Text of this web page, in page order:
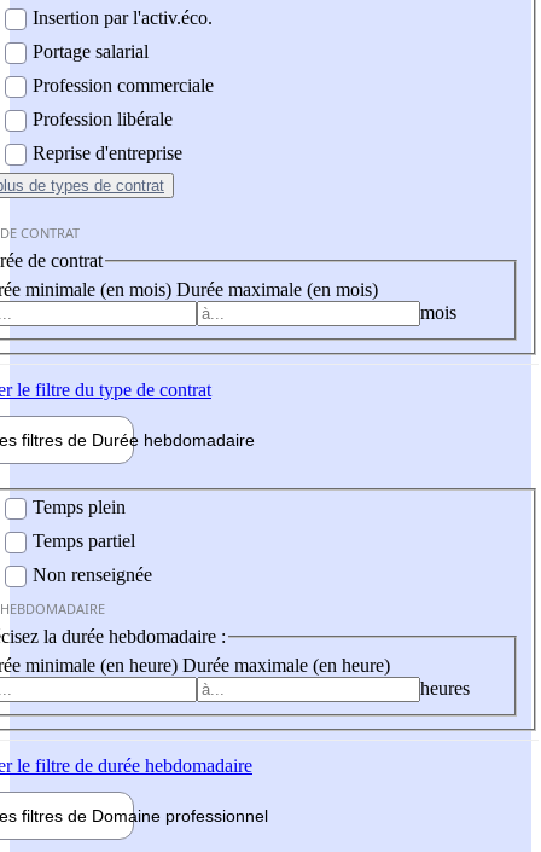
Insertion par l'activ.éco.
Portage salarial
Profession commerciale
Profession libérale
Reprise d'entreprise
de types de contrat
CONTRAT
de contrat
minimale (en mois) Durée maximale (en mois)
mois
le filtre du type de contrat
filtres de Durée hebdomadaire
Temps plein
Temps partiel
Non renseignée
la durée hebdomadaire :
minimale (en heure) Durée maximale (en heure)
heures
le filtre de durée hebdomadaire
filtres de Domaine professionnel